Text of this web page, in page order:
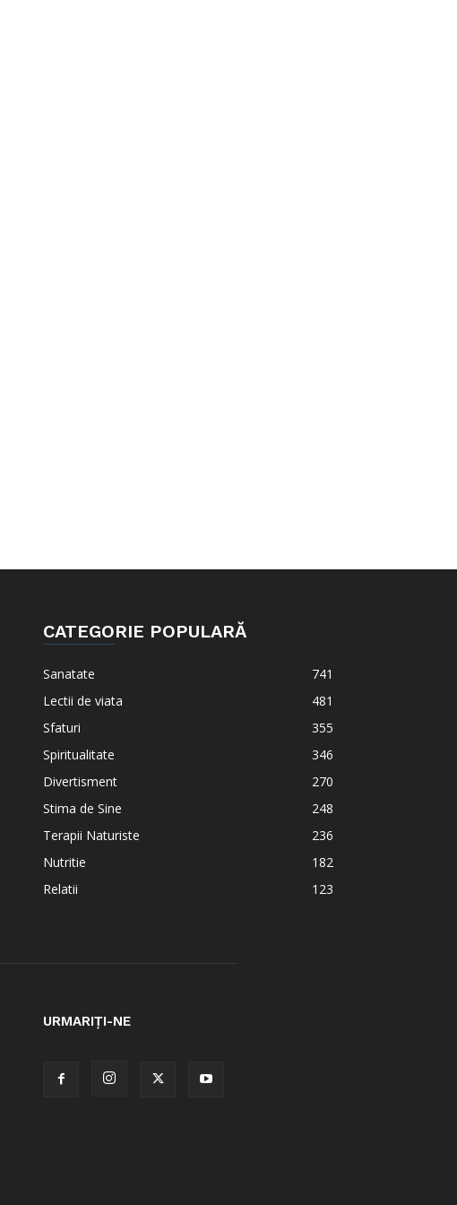
CATEGORIE POPULARĂ
Sanatate
741
Lectii de viata
481
Sfaturi
355
Spiritualitate
346
Divertisment
270
Stima de Sine
248
Terapii Naturiste
236
Nutritie
182
Relatii
123
URMARIȚI-NE